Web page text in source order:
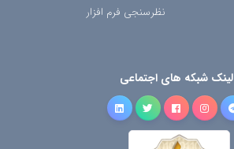
نظرسنجی فرم افزار
لینک شبکه های اجتماعی